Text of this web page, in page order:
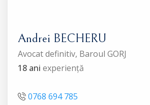
Andrei BECHERU
Avocat definitiv, Baroul GORJ
18 ani experiență
0768 694 785